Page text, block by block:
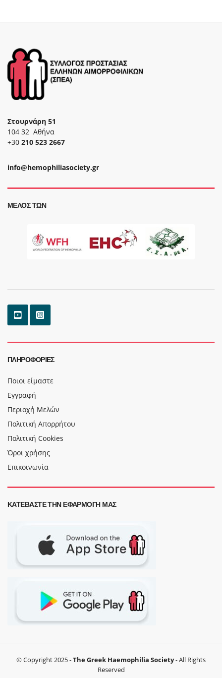
Στουρνάρη 51
104 32 Αθήνα
+30 210 523 2667
info@hemophiliasociety.gr
ΜΈΛΟΣ ΤΩΝ
ΠΛΗΡΟΦΟΡΊΕΣ
Ποιοι είμαστε
Εγγραφή
Περιοχή Μελών
Πολιτική Απορρήτου
Πολιτική Cookies
Όροι χρήσης
Επικοινωνία
ΚΑΤΕΒΆΣΤΕ ΤΗΝ ΕΦΑΡΜΟΓΉ ΜΑΣ
© Copyright 2025 -The Greek Haemophilia Society- All Rights
Reserved